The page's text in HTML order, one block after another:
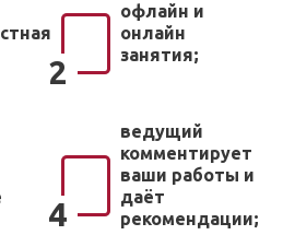
2
офлайн и
онлайн
занятия;
4
ведущий
комментирует
ваши работы и
даёт
рекомендации;